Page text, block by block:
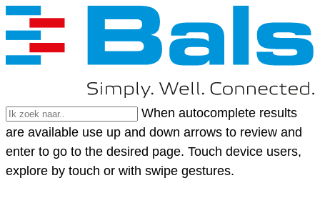
When autocomplete results
are available use up and down arrows to review and
enter to go to the desired page. Touch device users,
explore by touch or with swipe gestures.